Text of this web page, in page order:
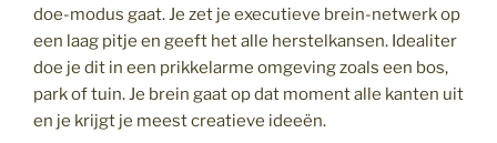
doe-modus gaat. Je zet je executieve brein-netwerk op
een laag pitje en geeft het alle herstelkansen. Idealiter
doe je dit in een prikkelarme omgeving zoals een bos,
park of tuin. Je brein gaat op dat moment alle kanten uit
en je krijgt je meest creatieve ideeën.